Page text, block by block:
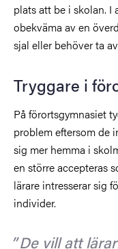
plats att be i skolan. I
obekväma av en
sjal eller behöver ta
Tryggare i
På förortsgymnasiet
problem eftersom de
sig mer hemma i
en större accepteras
lärare intresserar sig
individer.
De vill att